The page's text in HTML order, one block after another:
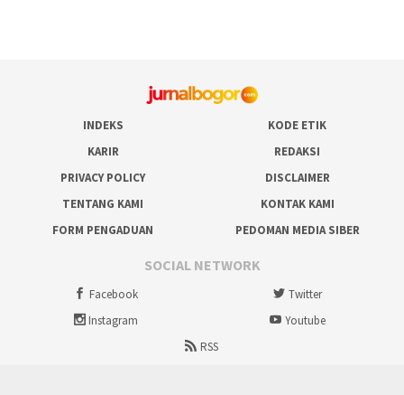
INDEKS
KODE ETIK
KARIR
REDAKSI
PRIVACY POLICY
DISCLAIMER
TENTANG KAMI
KONTAK KAMI
FORM PENGADUAN
PEDOMAN MEDIA SIBER
SOCIAL NETWORK
Facebook
Twitter
Instagram
Youtube
RSS